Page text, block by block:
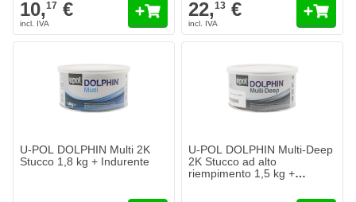
10,17 € 22,13 €
U-POL DOLPHIN Multi 2K
Stucco 1,8 kg + Indurente
U-POL DOLPHIN Multi-Deep
2K Stucco ad alto
riempimento 1,5 kg +